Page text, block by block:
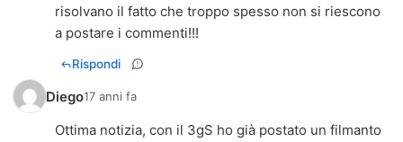
risolvano il fatto che troppo spesso non si riescono
a postare i commenti!!!
Rispondi
Diego17 anni fa
Ottima notizia, con il 3gS ho già postato un filmanto